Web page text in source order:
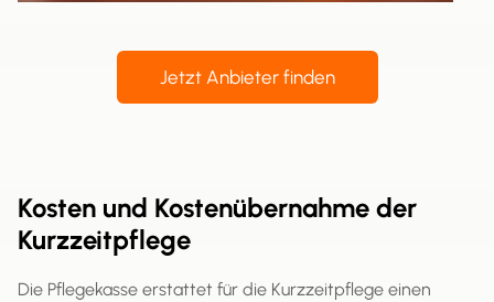
Kosten und Kostenübernahme der
Kurzzeitpflege
Die Pflegekasse erstattet für die Kurzzeitpflege einen
Jetzt Anbieter finden